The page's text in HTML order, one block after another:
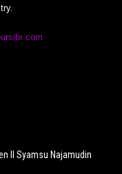
II Syamsu Najamudin